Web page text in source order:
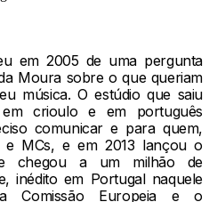
em 2005 de uma pergunta
Moura sobre o que queriam
música. O estúdio que saiu
crioulo e em português
comunicar e para quem,
MCs, e em 2013 lançou o
chegou a um milhão de
inédito em Portugal naquele
Comissão Europeia e o